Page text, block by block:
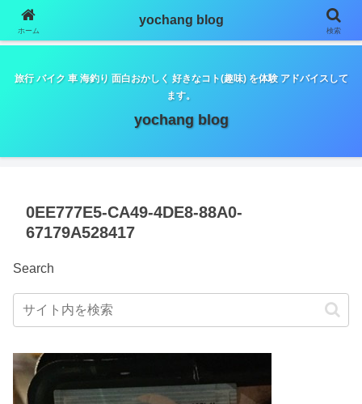
google.com, pub-5798179889932653, DIRECT,
f08c47fec0942fa0
旅行 バイク 車 海釣り 面白おかしく 好きなコト(趣味) を体験 アドバイスして
ます。
yochang blog
0EE777E5-CA49-4DE8-88A0-
67179A528417
Search
ホーム
yochang blog
検索